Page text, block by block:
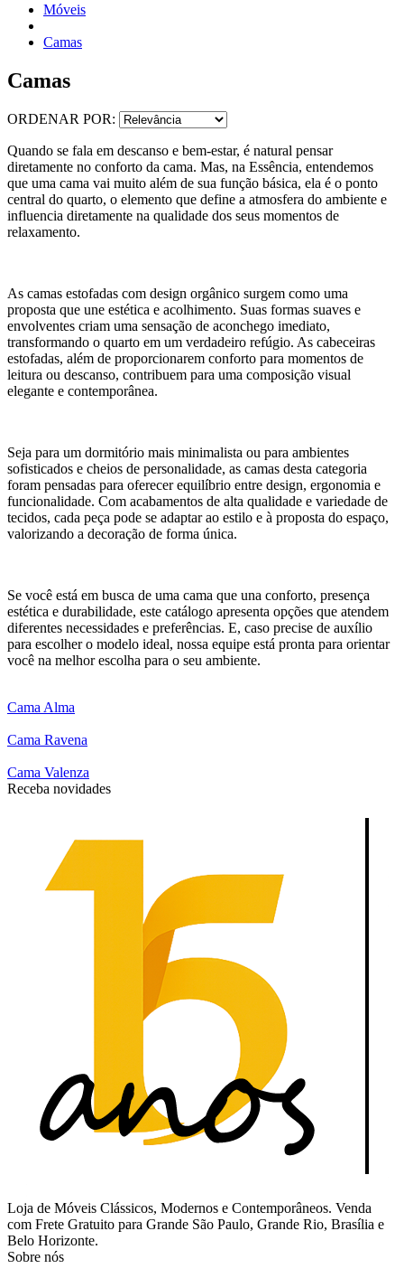
Móveis
Camas
Camas
ORDENAR POR:
Quando se fala em descanso e bem-estar, é natural pensar
diretamente no conforto da cama. Mas, na Essência, entendemos
que uma cama vai muito além de sua função básica, ela é o ponto
central do quarto, o elemento que define a atmosfera do ambiente e
influencia diretamente na qualidade dos seus momentos de
relaxamento.
As camas estofadas com design orgânico surgem como uma
proposta que une estética e acolhimento. Suas formas suaves e
envolventes criam uma sensação de aconchego imediato,
transformando o quarto em um verdadeiro refúgio. As cabeceiras
estofadas, além de proporcionarem conforto para momentos de
leitura ou descanso, contribuem para uma composição visual
elegante e contemporânea.
Seja para um dormitório mais minimalista ou para ambientes
sofisticados e cheios de personalidade, as camas desta categoria
foram pensadas para oferecer equilíbrio entre design, ergonomia e
funcionalidade. Com acabamentos de alta qualidade e variedade de
tecidos, cada peça pode se adaptar ao estilo e à proposta do espaço,
valorizando a decoração de forma única.
Se você está em busca de uma cama que una conforto, presença
estética e durabilidade, este catálogo apresenta opções que atendem
diferentes necessidades e preferências. E, caso precise de auxílio
para escolher o modelo ideal, nossa equipe está pronta para orientar
você na melhor escolha para o seu ambiente.
Cama Alma
Cama Ravena
Cama Valenza
Receba novidades
Loja de Móveis Clássicos, Modernos e Contemporâneos. Venda
com Frete Gratuito para Grande São Paulo, Grande Rio, Brasília e
Belo Horizonte.
Sobre nós